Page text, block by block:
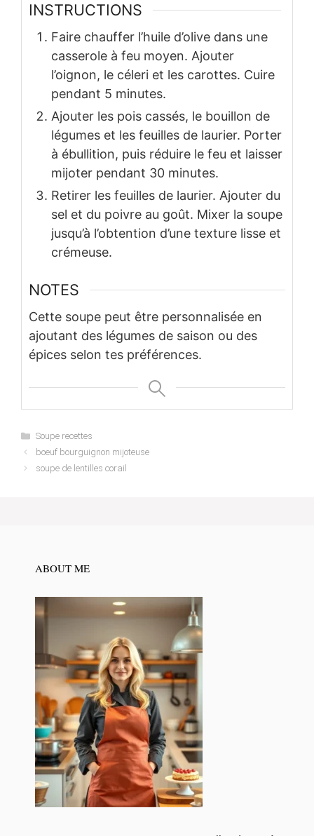
INSTRUCTIONS
Faire chauffer l’huile d’olive dans une
casserole à feu moyen. Ajouter
l’oignon, le céleri et les carottes. Cuire
pendant 5 minutes.
Ajouter les pois cassés, le bouillon de
légumes et les feuilles de laurier. Porter
à ébullition, puis réduire le feu et laisser
mijoter pendant 30 minutes.
Retirer les feuilles de laurier. Ajouter du
sel et du poivre au goût. Mixer la soupe
jusqu’à l’obtention d’une texture lisse et
crémeuse.
NOTES
Cette soupe peut être personnalisée en
ajoutant des légumes de saison ou des
épices selon tes préférences.
Categories
Soupe recettes
boeuf bourguignon mijoteuse
soupe de lentilles corail
ABOUT ME